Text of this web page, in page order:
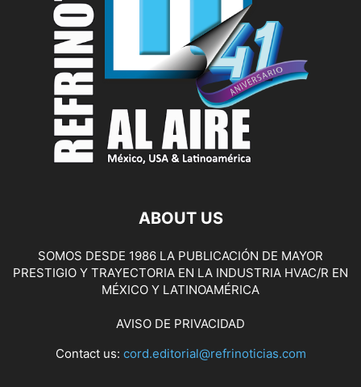
ABOUT US
SOMOS DESDE 1986 LA PUBLICACIÓN DE MAYOR
PRESTIGIO Y TRAYECTORIA EN LA INDUSTRIA HVAC/R EN
MÉXICO Y LATINOAMÉRICA
AVISO DE PRIVACIDAD
Contact us: cord.editorial@refrinoticias.com